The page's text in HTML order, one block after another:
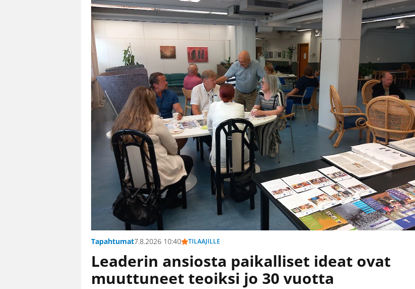
Tapahtumat7.8.2026 10:40 TILAAJILLE
Leaderin ansiosta paikalliset ideat ovat
muuttuneet teoiksi jo 30 vuotta